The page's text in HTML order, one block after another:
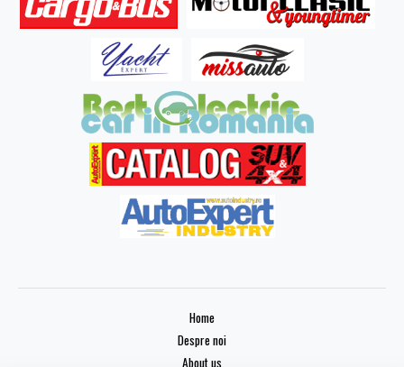
Home
Despre noi
About us